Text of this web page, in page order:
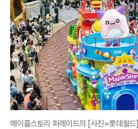
메이플스토리 퍼레이드의 [사진=롯데월드]